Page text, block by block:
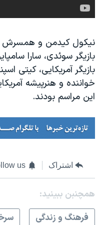
نیکول کیدمن و همسرش
بازیگر سوئدی، سارا
بازیگر آمریکایی، کیتی
خواننده و هنرپیشه
این مراسم بودند.
اشتراک us
همچنبن ببینید:
فرهنگ و زندگی